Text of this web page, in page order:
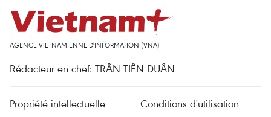
AGENCE VIETNAMIENNE D'INFORMATION (VNA)
Rédacteur en chef: TRÂN TIÊN DUÂN
Propriété intellectuelle
Conditions d'utilisation